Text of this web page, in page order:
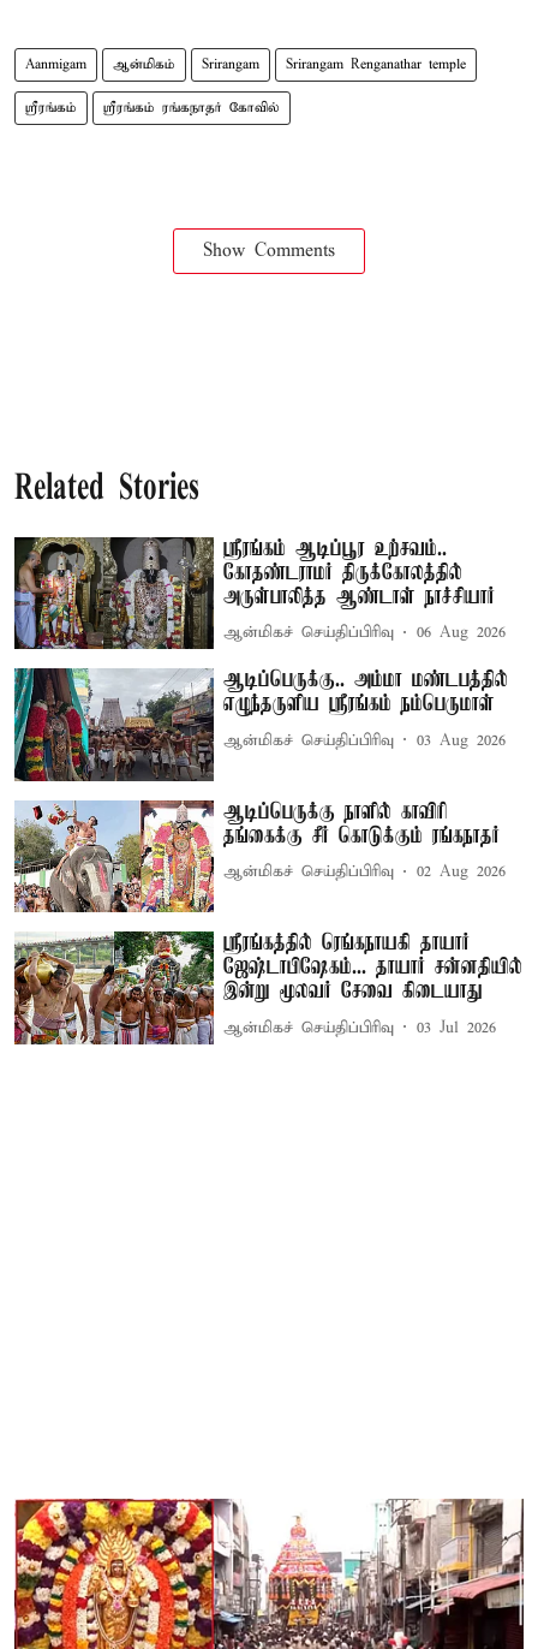
Aanmigam ஆன்மிகம் Srirangam Srirangam Renganathar temple
ஸ்ரீரங்கம் ஸ்ரீரங்கம் ரங்கநாதர் கோவில்
Show Comments
Related Stories
ஸ்ரீரங்கம் ஆடிப்பூர உற்சவம்..
கோதண்டராமர் திருக்கோலத்தில்
அருள்பாலித்த ஆண்டாள் நாச்சியார்
ஆன்மிகச் செய்திப்பிரிவு 06 Aug 2026
ஆடிப்பெருக்கு.. அம்மா மண்டபத்தில்
எழுந்தருளிய ஸ்ரீரங்கம் நம்பெருமாள்
ஆன்மிகச் செய்திப்பிரிவு 03 Aug 2026
ஆடிப்பெருக்கு நாளில் காவிரி
தங்கைக்கு சீர் கொடுக்கும் ரங்கநாதர்
ஆன்மிகச் செய்திப்பிரிவு 02 Aug 2026
ஸ்ரீரங்கத்தில் ரெங்கநாயகி தாயார்
ஜேஷ்டாபிஷேகம்... தாயார் சன்னதியில்
இன்று மூலவர் சேவை கிடையாது
ஆன்மிகச் செய்திப்பிரிவு 03 Jul 2026